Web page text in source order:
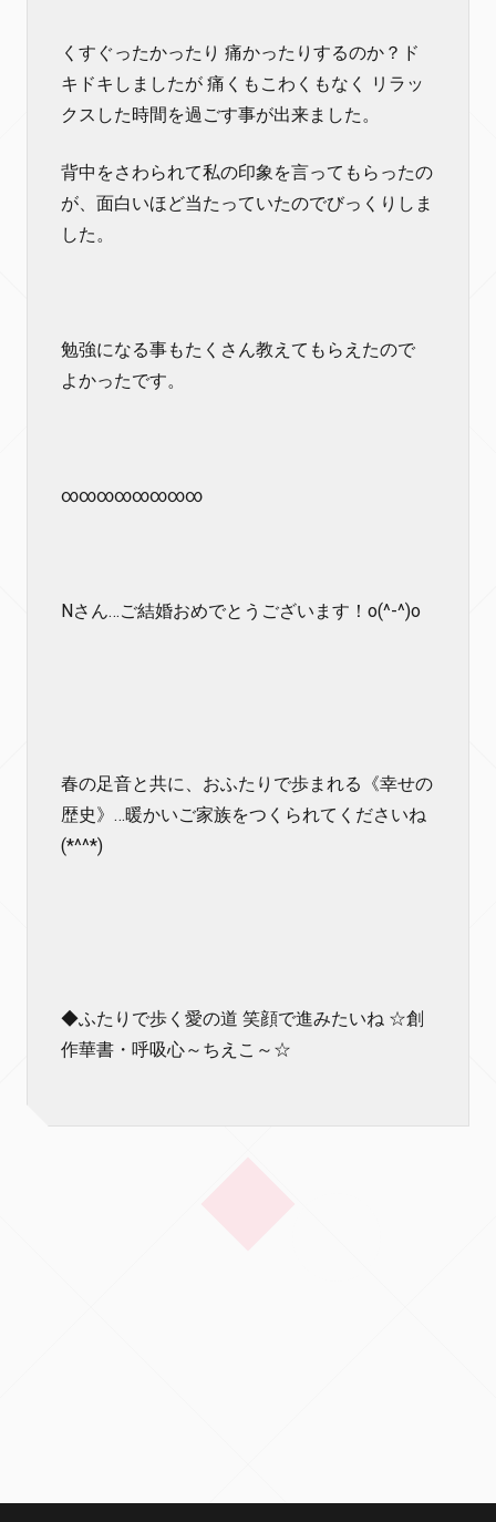
くすぐったかったり 痛かったりするのか？ド
キドキしましたが 痛くもこわくもなく リラッ
クスした時間を過ごす事が出来ました。
背中をさわられて私の印象を言ってもらったの
が、面白いほど当たっていたのでびっくりしま
した。
勉強になる事もたくさん教えてもらえたので
よかったです。
∞∞∞∞∞∞∞∞
Nさん…ご結婚おめでとうございます！o(^-^)o
春の足音と共に、おふたりで歩まれる《幸せの
歴史》…暖かいご家族をつくられてくださいね
(*^^*)
◆ふたりで歩く愛の道 笑顔で進みたいね ☆創
作華書・呼吸心～ちえこ～☆